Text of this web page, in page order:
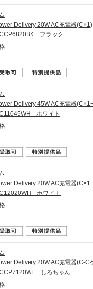
Delivery 20W AC充電器(C×1)
ブラック
Delivery 45W AC充電器
ホワイト
Delivery 20W AC充電器
ホワイト
Delivery 20W AC充電器(C-C
しろちゃん